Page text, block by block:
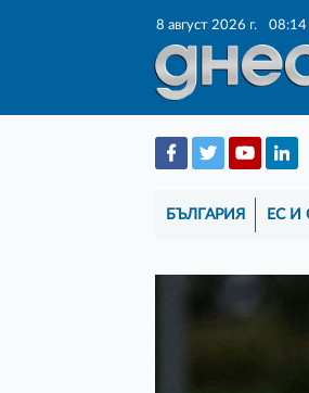
8 август 2026 г. 08:14
БЪЛГАРИЯ ЕС И